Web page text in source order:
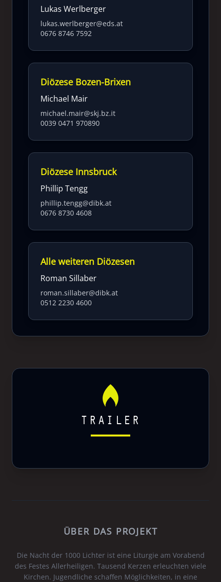
Lukas Werlberger
lukas.werlberger@eds.at
0676 8746 7592
Diözese Bozen-Brixen
Michael Mair
michael.mair@skj.bz.it
0039 0471 970890
Diözese Innsbruck
Phillip Tengg
phillip.tengg@dibk.at
0676 8730 4608
Alle weiteren Diözesen
Roman Sillaber
roman.sillaber@dibk.at
0512 2230 4600
TRAILER
ÜBER DAS PROJEKT
Die Nacht der 1000 Lichter ist eine Liturgie am Vorabend
des Festes Allerheiligen. Tausend Kerzen erleuchten viele
Kirchen. Jugendliche schaffen Möglichkeiten, in eine